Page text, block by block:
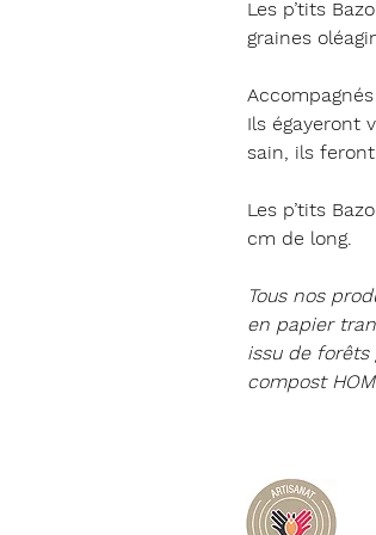
Les p’tits
graines
Ils égayeront
sain, ils
Les p’tits
cm de long.
Tous nos
en papier
issu de forêts
compost